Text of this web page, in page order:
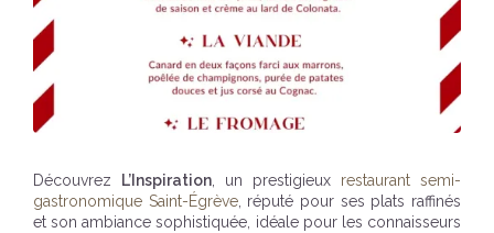
Découvrez L’Inspiration , un prestigieux restaurant semi-
gastronomique Saint-Égrève, réputé pour ses plats raffinés
et son ambiance sophistiquée, idéale pour les connaisseurs